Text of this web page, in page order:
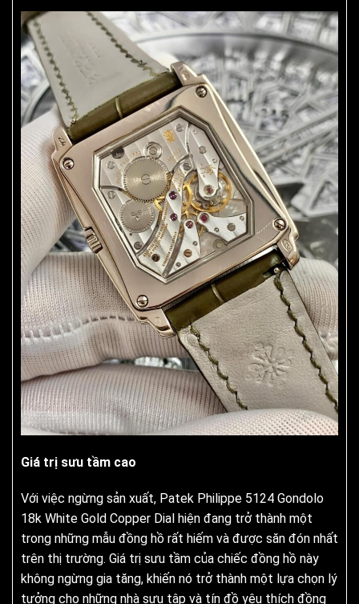
Giá trị sưu tầm cao
Với việc ngừng sản xuất, Patek Philippe 5124 Gondolo
18k White Gold Copper Dial hiện đang trở thành một
trong những mẫu đồng hồ rất hiếm và được săn đón nhất
trên thị trường. Giá trị sưu tầm của chiếc đồng hồ này
không ngừng gia tăng, khiến nó trở thành một lựa chọn lý
tưởng cho những nhà sưu tập và tín đồ yêu thích đồng